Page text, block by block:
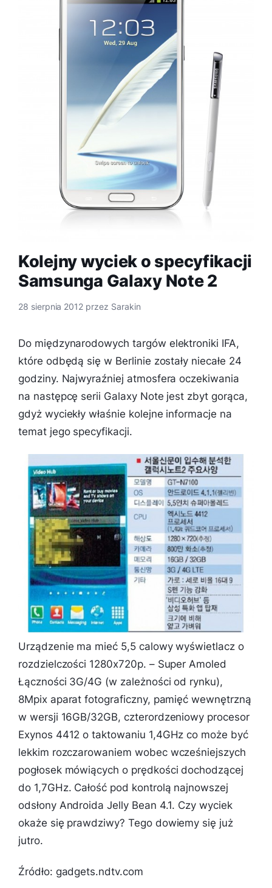
Kolejny wyciek o specyfikacji
Samsunga Galaxy Note 2
28 sierpnia 2012 przez Sarakin
Do międzynarodowych targów elektroniki IFA,
które odbędą się w Berlinie zostały niecałe 24
godziny. Najwyraźniej atmosfera oczekiwania
na następcę serii Galaxy Note jest zbyt gorąca,
gdyż wyciekły właśnie kolejne informacje na
temat jego specyfikacji.
Urządzenie ma mieć 5,5 calowy wyświetlacz o
rozdzielczości 1280x720p. – Super Amoled
Łączności 3G/4G (w zależności od rynku),
8Mpix aparat fotograficzny, pamięć wewnętrzną
w wersji 16GB/32GB, czterordzeniowy procesor
Exynos 4412 o taktowaniu 1,4GHz co może być
lekkim rozczarowaniem wobec wcześniejszych
pogłosek mówiących o prędkości dochodzącej
do 1,7GHz. Całość pod kontrolą najnowszej
odsłony Androida Jelly Bean 4.1. Czy wyciek
okaże się prawdziwy? Tego dowiemy się już
jutro.
Źródło: gadgets.ndtv.com